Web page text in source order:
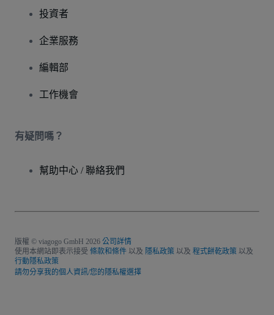
投資者
企業服務
編輯部
工作機會
有疑問嗎？
幫助中心 / 聯絡我們
版權 © viagogo GmbH 2026 公司詳情
使用本網站即表示接受 條款和條件 以及 隱私政策 以及 程式餅乾政策 以及
行動隱私政策
請勿分享我的個人資訊/您的隱私權選擇